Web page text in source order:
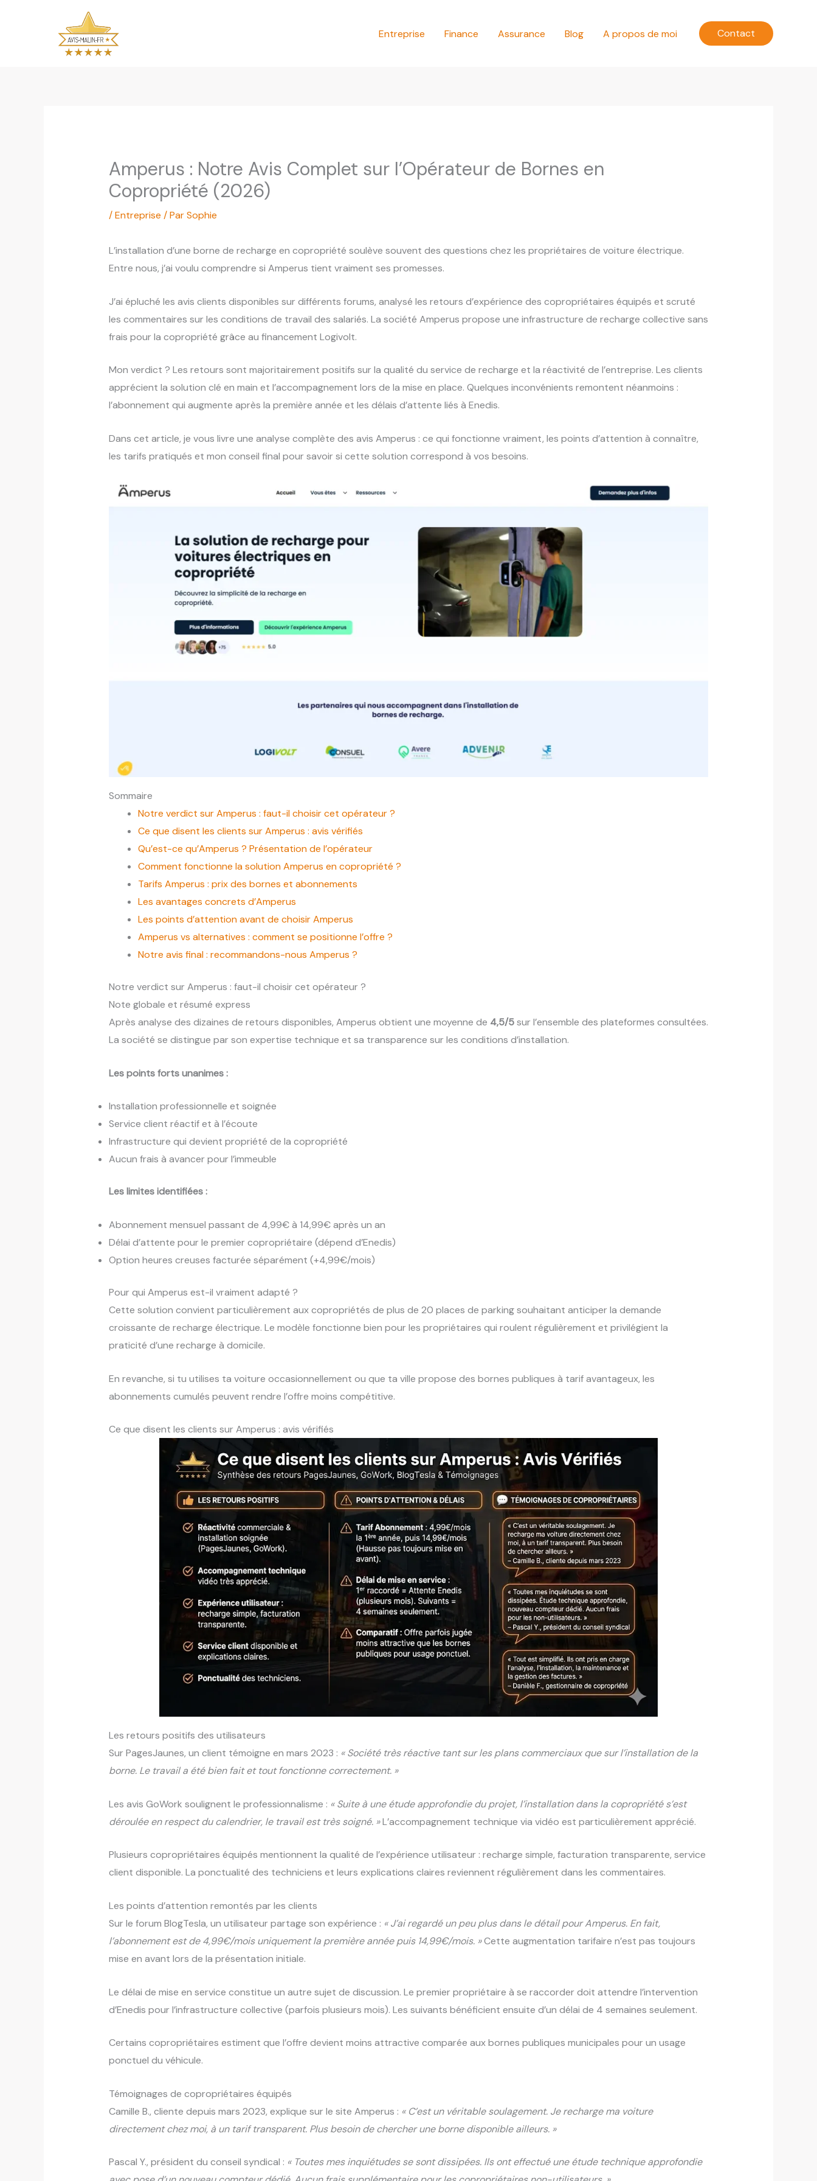
Entreprise Finance Assurance Blog A propos de moi Contact
Amperus : Notre Avis Complet sur l’Opérateur de Bornes en
Copropriété (2026)
/Entreprise / ParSophie
L’installation d’une borne de recharge en copropriété soulève souvent des questions chez les propriétaires de voiture électrique.
Entre nous, j’ai voulu comprendre si Amperus tient vraiment ses promesses.
J’ai épluché les avis clients disponibles sur différents forums, analysé les retours d’expérience des copropriétaires équipés et scruté
les commentaires sur les conditions de travail des salariés. La société Amperus propose une infrastructure de recharge collective sans
frais pour la copropriété grâce au financement Logivolt.
Mon verdict ? Les retours sont majoritairement positifs sur la qualité du service de recharge et la réactivité de l’entreprise. Les clients
apprécient la solution clé en main et l’accompagnement lors de la mise en place. Quelques inconvénients remontent néanmoins :
l’abonnement qui augmente après la première année et les délais d’attente liés à Enedis.
Dans cet article, je vous livre une analyse complète des avis Amperus : ce qui fonctionne vraiment, les points d’attention à connaître,
les tarifs pratiqués et mon conseil final pour savoir si cette solution correspond à vos besoins.
Sommaire
Notre verdict sur Amperus : faut-il choisir cet opérateur ?
Ce que disent les clients sur Amperus : avis vérifiés
Qu’est-ce qu’Amperus ? Présentation de l’opérateur
Comment fonctionne la solution Amperus en copropriété ?
Tarifs Amperus : prix des bornes et abonnements
Les avantages concrets d’Amperus
Les points d’attention avant de choisir Amperus
Amperus vs alternatives : comment se positionne l’offre ?
Notre avis final : recommandons-nous Amperus ?
Notre verdict sur Amperus : faut-il choisir cet opérateur ?
Note globale et résumé express
Après analyse des dizaines de retours disponibles, Amperus obtient une moyenne de 4,5/5sur l’ensemble des plateformes consultées.
La société se distingue par son expertise technique et sa transparence sur les conditions d’installation.
Les points forts unanimes :
Installation professionnelle et soignée
Service client réactif et à l’écoute
Infrastructure qui devient propriété de la copropriété
Aucun frais à avancer pour l’immeuble
Les limites identifiées :
Abonnement mensuel passant de 4,99€ à 14,99€ après un an
Délai d’attente pour le premier copropriétaire (dépend d’Enedis)
Option heures creuses facturée séparément (+4,99€/mois)
Pour qui Amperus est-il vraiment adapté ?
Cette solution convient particulièrement aux copropriétés de plus de 20 places de parking souhaitant anticiper la demande
croissante de recharge électrique. Le modèle fonctionne bien pour les propriétaires qui roulent régulièrement et privilégient la
praticité d’une recharge à domicile.
En revanche, si tu utilises ta voiture occasionnellement ou que ta ville propose des bornes publiques à tarif avantageux, les
abonnements cumulés peuvent rendre l’offre moins compétitive.
Ce que disent les clients sur Amperus : avis vérifiés
Les retours positifs des utilisateurs
Sur PagesJaunes, un client témoigne en mars 2023 : « Société très réactive tant sur les plans commerciaux que sur l’installation de la
borne. Le travail a été bien fait et tout fonctionne correctement. »
Les avis GoWork soulignent le professionnalisme : « Suite à une étude approfondie du projet, l’installation dans la copropriété s’est
déroulée en respect du calendrier, le travail est très soigné. »L’accompagnement technique via vidéo est particulièrement apprécié.
Plusieurs copropriétaires équipés mentionnent la qualité de l’expérience utilisateur : recharge simple, facturation transparente, service
client disponible. La ponctualité des techniciens et leurs explications claires reviennent régulièrement dans les commentaires.
Les points d’attention remontés par les clients
Sur le forum BlogTesla, un utilisateur partage son expérience : « J’ai regardé un peu plus dans le détail pour Amperus. En fait,
l’abonnement est de 4,99€/mois uniquement la première année puis 14,99€/mois. »Cette augmentation tarifaire n’est pas toujours
mise en avant lors de la présentation initiale.
Le délai de mise en service constitue un autre sujet de discussion. Le premier propriétaire à se raccorder doit attendre l’intervention
d’Enedis pour l’infrastructure collective (parfois plusieurs mois). Les suivants bénéficient ensuite d’un délai de 4 semaines seulement.
Certains copropriétaires estiment que l’offre devient moins attractive comparée aux bornes publiques municipales pour un usage
ponctuel du véhicule.
Témoignages de copropriétaires équipés
Camille B., cliente depuis mars 2023, explique sur le site Amperus : « C’est un véritable soulagement. Je recharge ma voiture
directement chez moi, à un tarif transparent. Plus besoin de chercher une borne disponible ailleurs. »
Pascal Y., président du conseil syndical : « Toutes mes inquiétudes se sont dissipées. Ils ont effectué une étude technique approfondie